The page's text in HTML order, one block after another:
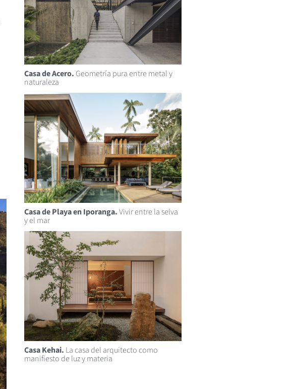
Casa de Acero. Geometría pura entre metal y
naturaleza
Casa de Playa en Iporanga.Vivir entre la selva
y el mar
Casa Kehai. La casa del arquitecto como
manifiesto de luz y materia